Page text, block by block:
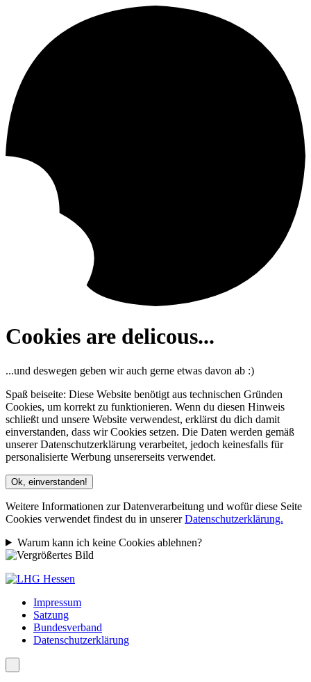
Cookies are delicous...
...und deswegen geben wir auch gerne etwas davon ab :)
Spaß beiseite: Diese Website benötigt aus technischen Gründen
Cookies, um korrekt zu funktionieren. Wenn du diesen Hinweis
schließt und unsere Website verwendest, erklärst du dich damit
einverstanden, dass wir Cookies setzen. Die Daten werden gemäß
unserer Datenschutzerklärung verarbeitet, jedoch keinesfalls für
personalisierte Werbung unsererseits verwendet.
Ok, einverstanden!
Weitere Informationen zur Datenverarbeitung und wofür diese Seite
Cookies verwendet findest du in unsererDatenschutzerklärung.
Warum kann ich keine Cookies ablehnen?
Impressum
Satzung
Bundesverband
Datenschutzerklärung